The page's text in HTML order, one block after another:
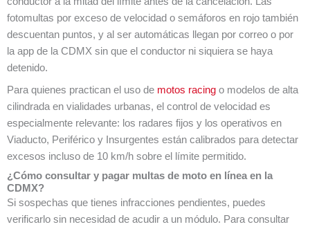
fotomultas por exceso de velocidad o semáforos en rojo también
descuentan puntos, y al ser automáticas llegan por correo o por
la app de la CDMX sin que el conductor ni siquiera se haya
detenido.
Para quienes practican el uso de motos racing o modelos de alta
cilindrada en vialidades urbanas, el control de velocidad es
especialmente relevante: los radares fijos y los operativos en
Viaducto, Periférico y Insurgentes están calibrados para detectar
excesos incluso de 10 km/h sobre el límite permitido.
¿Cómo consultar y pagar multas de moto en línea en la
CDMX?
Si sospechas que tienes infracciones pendientes, puedes
verificarlo sin necesidad de acudir a un módulo. Para consultar